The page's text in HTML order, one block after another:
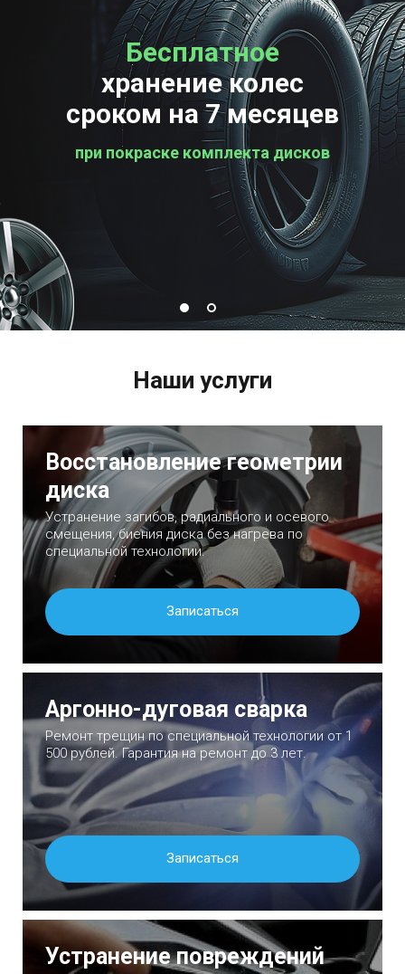
Бесплатное
хранение колес
сроком на 7 месяцев
при покраске комплекта дисков
Бесплатная
проверка колес
Наши услуги
Восстановление геометрии
диска
Устранение загибов, радиального и осевого
смещения, биения диска без нагрева по
специальной технологии.
Записаться
Аргонно-дуговая сварка
Ремонт трещин по специальной технологии от 1
500 рублей. Гарантия на ремонт до 3 лет.
Записаться
Устранение повреждений